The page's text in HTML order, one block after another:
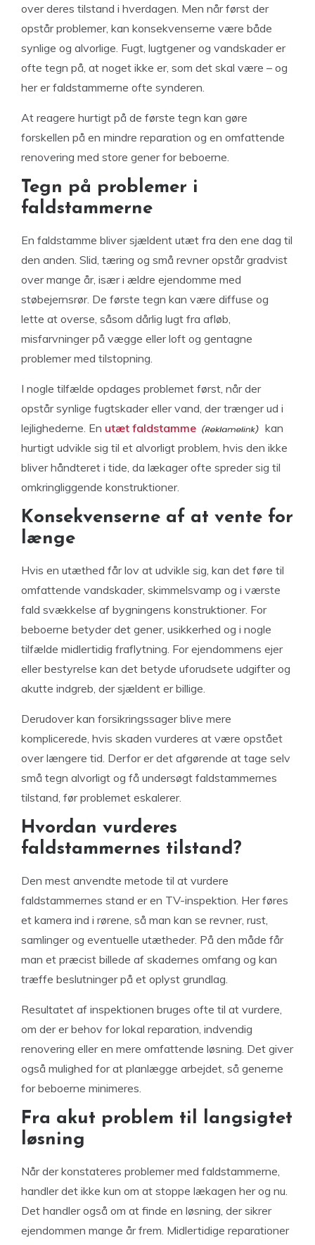
over deres tilstand i hverdagen. Men når først der
opstår problemer, kan konsekvenserne være både
synlige og alvorlige. Fugt, lugtgener og vandskader er
ofte tegn på, at noget ikke er, som det skal være – og
her er faldstammerne ofte synderen.
At reagere hurtigt på de første tegn kan gøre
forskellen på en mindre reparation og en omfattende
renovering med store gener for beboerne.
Tegn på problemer i
faldstammerne
En faldstamme bliver sjældent utæt fra den ene dag til
den anden. Slid, tæring og små revner opstår gradvist
over mange år, især i ældre ejendomme med
støbejernsrør. De første tegn kan være diffuse og
lette at overse, såsom dårlig lugt fra afløb,
misfarvninger på vægge eller loft og gentagne
problemer med tilstopning.
I nogle tilfælde opdages problemet først, når der
opstår synlige fugtskader eller vand, der trænger ud i
lejlighederne. En utæt faldstamme
kan
hurtigt udvikle sig til et alvorligt problem, hvis den ikke
bliver håndteret i tide, da lækager ofte spreder sig til
omkringliggende konstruktioner.
Konsekvenserne af at vente for
længe
Hvis en utæthed får lov at udvikle sig, kan det føre til
omfattende vandskader, skimmelsvamp og i værste
fald svækkelse af bygningens konstruktioner. For
beboerne betyder det gener, usikkerhed og i nogle
tilfælde midlertidig fraflytning. For ejendommens ejer
eller bestyrelse kan det betyde uforudsete udgifter og
akutte indgreb, der sjældent er billige.
Derudover kan forsikringssager blive mere
komplicerede, hvis skaden vurderes at være opstået
over længere tid. Derfor er det afgørende at tage selv
små tegn alvorligt og få undersøgt faldstammernes
tilstand, før problemet eskalerer.
Hvordan vurderes
faldstammernes tilstand?
Den mest anvendte metode til at vurdere
faldstammernes stand er en TV-inspektion. Her føres
et kamera ind i rørene, så man kan se revner, rust,
samlinger og eventuelle utætheder. På den måde får
man et præcist billede af skadernes omfang og kan
træffe beslutninger på et oplyst grundlag.
Resultatet af inspektionen bruges ofte til at vurdere,
om der er behov for lokal reparation, indvendig
renovering eller en mere omfattende løsning. Det giver
også mulighed for at planlægge arbejdet, så generne
for beboerne minimeres.
Fra akut problem til langsigtet
løsning
Når der konstateres problemer med faldstammerne,
handler det ikke kun om at stoppe lækagen her og nu.
Det handler også om at finde en løsning, der sikrer
ejendommen mange år frem. Midlertidige reparationer